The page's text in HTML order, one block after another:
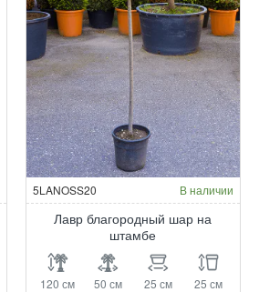
5LANOSS20 В наличии
Лавр благородный шар на
штамбе
120 см 50 см 25 см 25 см